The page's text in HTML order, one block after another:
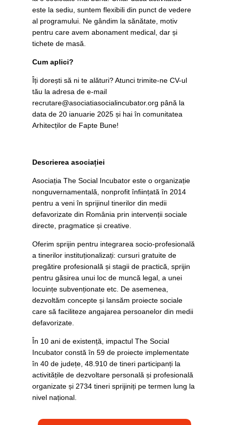
este la sediu, suntem flexibili din punct de vedere
al programului. Ne gândim la sănătate, motiv
pentru care avem abonament medical, dar și
tichete de masă.
Cum aplici?
Îți dorești să ni te alături? Atunci trimite-ne CV-ul
tău la adresa de e-mail
recrutare@asociatiasocialincubator.org până la
data de 20 ianuarie 2025 și hai în comunitatea
Arhitecților de Fapte Bune!
Descrierea asociației
Asociația The Social Incubator este o organizație
nonguvernamentală, nonprofit înființată în 2014
pentru a veni în sprijinul tinerilor din medii
defavorizate din România prin intervenții sociale
directe, pragmatice și creative.
Oferim sprijin pentru integrarea socio-profesională
a tinerilor instituționalizați: cursuri gratuite de
pregătire profesională și stagii de practică, sprijin
pentru găsirea unui loc de muncă legal, a unei
locuințe subvenționate etc. De asemenea,
dezvoltăm concepte și lansăm proiecte sociale
care să faciliteze angajarea persoanelor din medii
defavorizate.
În 10 ani de existență, impactul The Social
Incubator constă în 59 de proiecte implementate
în 40 de județe, 48.910 de tineri participanți la
activitățile de dezvoltare personală și profesională
organizate și 2734 tineri sprijiniți pe termen lung la
nivel național.